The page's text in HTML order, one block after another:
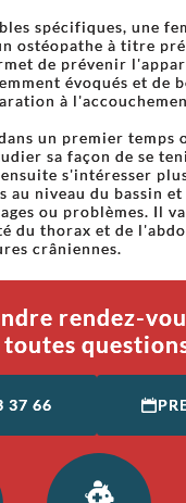
spécifiques, une
ostéopathe à titre
de prévenir
évoqués et de
à
un premier temps
sa façon de se
s'intéresser
au niveau du bassin
ou problèmes. Il
du thorax et de
crâniennes.
rendez-
toutes
37 66